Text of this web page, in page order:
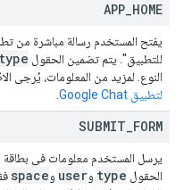
APP HOME
للتطبيق". يتم تضمين الحقول type
النوع. لمزيد من المعلومات، يُرجى
لتطبيق Google Chat
SUBMIT FORM
يرسل المستخدم معلومات في بطاقة
الحقول type وuser وspace